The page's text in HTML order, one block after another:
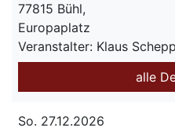
77815 Bühl,
Europaplatz
Veranstalter: Klaus
alle
So. 27.12.2026